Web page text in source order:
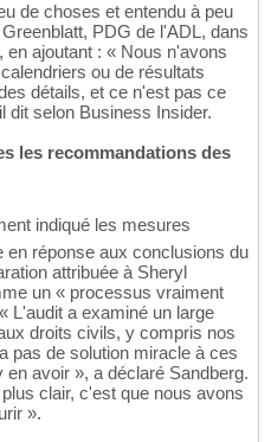
de choses et entendu à peu
PDG de l'ADL, dans
en ajoutant : « Nous n'avons
ou de résultats
détails, et ce n'est pas ce
dit selon Business Insider.
les recommandations des
indiqué les mesures
en réponse aux conclusions du
attribuée à Sheryl
un « processus vraiment
L'audit a examiné un large
droits civils, y compris nos
pas de solution miracle à ces
avoir », a déclaré Sandberg.
clair, c'est que nous avons
».